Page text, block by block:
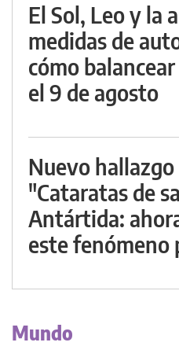
El Sol, Leo y la
medidas de
cómo
el 9 de agosto
Nuevo hallazgo
"Cataratas de
Antártida:
este
Mundo